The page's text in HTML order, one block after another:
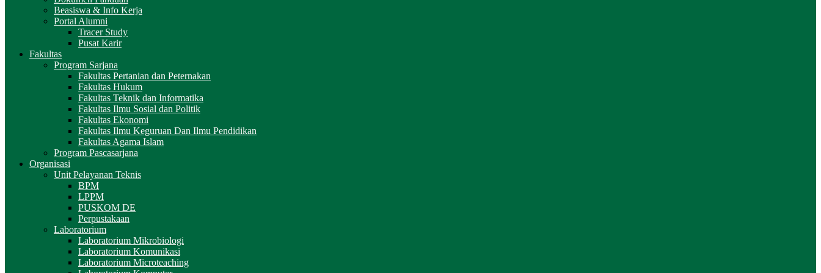
Beasiswa & Info Kerja
Portal Alumni
Tracer Study
Pusat Karir
Fakultas
Program Sarjana
Fakultas Pertanian dan Peternakan
Fakultas Hukum
Fakultas Teknik dan Informatika
Fakultas Ilmu Sosial dan Politik
Fakultas Ekonomi
Fakultas Ilmu Keguruan Dan Ilmu Pendidikan
Fakultas Agama Islam
Program Pascasarjana
Organisasi
Unit Pelayanan Teknis
BPM
LPPM
PUSKOM DE
Perpustakaan
Laboratorium
Laboratorium Mikrobiologi
Laboratorium Komunikasi
Laboratorium Microteaching